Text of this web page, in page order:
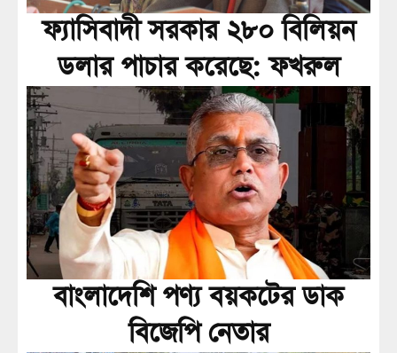
ফ্যাসিবাদী সরকার ২৮০ বিলিয়ন
ডলার পাচার করেছে: ফখরুল
বাংলাদেশি পণ্য বয়কটের ডাক
বিজেপি নেতার